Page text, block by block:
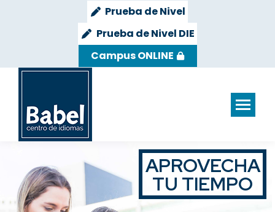
Prueba de Nivel
Prueba de Nivel DIE
Campus ONLINE
APROVECHA
TU TIEMPO